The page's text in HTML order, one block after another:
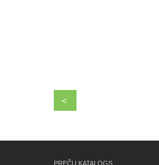
<
PREČU KATALOGS